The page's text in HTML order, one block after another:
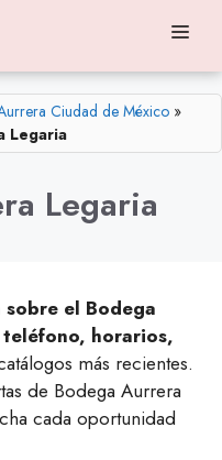
Ciudad de México »
Legaria
Legaria
el Bodega
horarios,
más recientes.
de Bodega Aurrera
cada oportunidad